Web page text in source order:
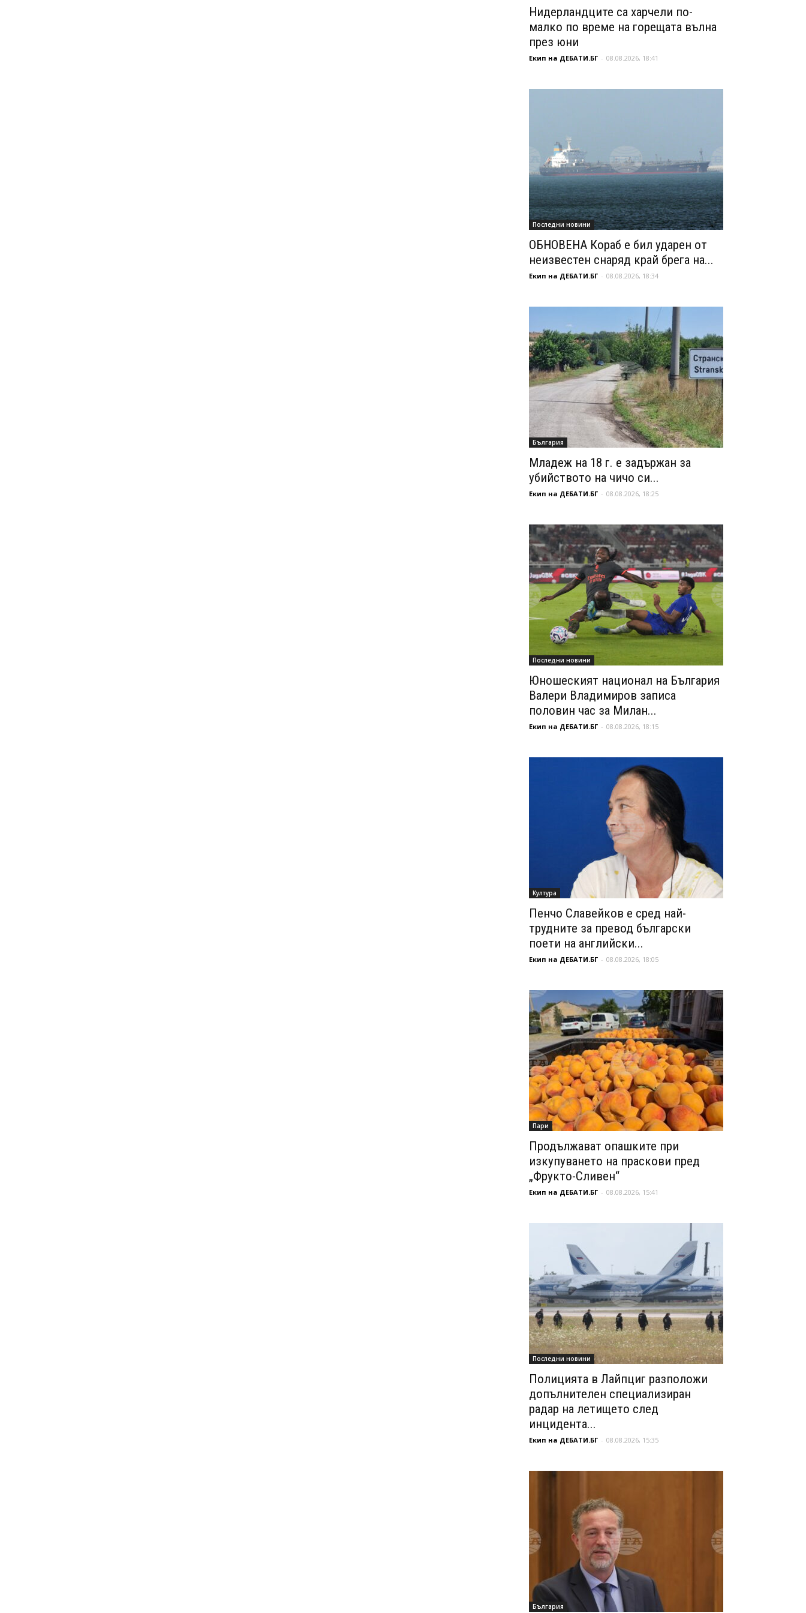
Нидерландците са харчели по-
малко по време на горещата вълна
през юни
Екип на ДЕБАТИ.БГ - 08.08.2026, 18:41
Последни новини
ОБНОВЕНА Кораб е бил ударен от
неизвестен снаряд край брега на...
Екип на ДЕБАТИ.БГ - 08.08.2026, 18:34
България
Младеж на 18 г. е задържан за
убийството на чичо си...
Екип на ДЕБАТИ.БГ - 08.08.2026, 18:25
Последни новини
Юношеският национал на България
Валери Владимиров записа
половин час за Милан...
Екип на ДЕБАТИ.БГ - 08.08.2026, 18:15
Култура
Пенчо Славейков е сред най-
трудните за превод български
поети на английски...
Екип на ДЕБАТИ.БГ - 08.08.2026, 18:05
Пари
Продължават опашките при
изкупуването на праскови пред
„Фрукто-Сливен“
Екип на ДЕБАТИ.БГ - 08.08.2026, 15:41
Последни новини
Полицията в Лайпциг разположи
допълнителен специализиран
радар на летището след
инцидента...
Екип на ДЕБАТИ.БГ - 08.08.2026, 15:35
България